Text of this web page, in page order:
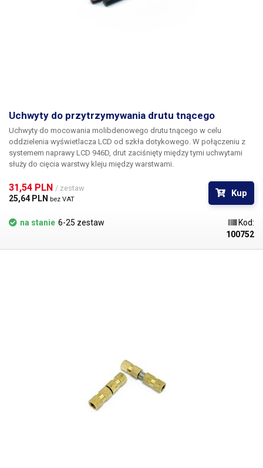
Uchwyty do przytrzymywania drutu tnącego
Uchwyty do mocowania molibdenowego drutu tnącego w celu
oddzielenia wyświetlacza LCD od szkła dotykowego. W połączeniu z
systemem naprawy LCD 946D, drut zaciśnięty między tymi uchwytami
służy do cięcia warstwy kleju między warstwami.
31,54 PLN / zestaw
25,64 PLN bez VAT
Kup
na stanie 6-25 zestaw
Kod:
100752